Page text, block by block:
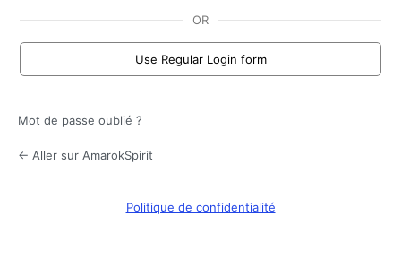
OR
Use Regular Login form
Mot de passe oublié ?
← Aller sur AmarokSpirit
Politique de confidentialité